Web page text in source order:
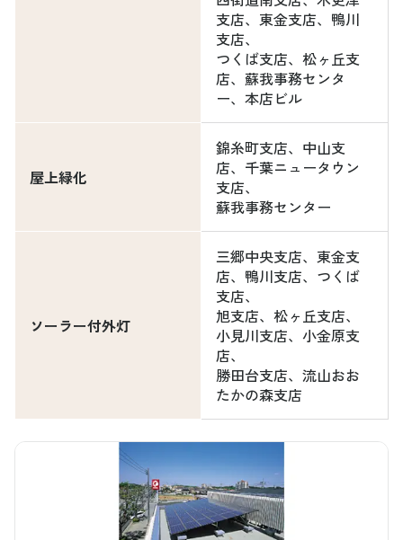
支店、東金支店、鴨川
支店、
つくば支店、松ヶ丘支
店、蘇我事務センタ
ー、本店ビル
屋上緑化
錦糸町支店、中山支
店、千葉ニュータウン
支店、
蘇我事務センター
ソーラー付外灯
三郷中央支店、東金支
店、鴨川支店、つくば
支店、
旭支店、松ヶ丘支店、
小見川支店、小金原支
店、
勝田台支店、流山おお
たかの森支店